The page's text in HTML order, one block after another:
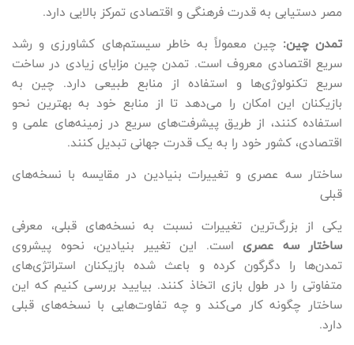
مصر دستیابی به قدرت فرهنگی و اقتصادی تمرکز بالایی دارد.
تمدن چین: چین معمولاً به خاطر سیستم‌های کشاورزی و رشد
سریع اقتصادی معروف است. تمدن چین مزایای زیادی در ساخت
سریع تکنولوژی‌ها و استفاده از منابع طبیعی دارد. چین به
بازیکنان این امکان را می‌دهد تا از منابع خود به بهترین نحو
استفاده کنند، از طریق پیشرفت‌های سریع در زمینه‌های علمی و
اقتصادی، کشور خود را به یک قدرت جهانی تبدیل کنند.
ساختار سه عصری و تغییرات بنیادین در مقایسه با نسخه‌های
قبلی
یکی از بزرگ‌ترین تغییرات نسبت به نسخه‌های قبلی، معرفی
ساختار سه عصری است. این تغییر بنیادین، نحوه پیشروی
تمدن‌ها را دگرگون کرده و باعث شده بازیکنان استراتژی‌های
متفاوتی را در طول بازی اتخاذ کنند. بیایید بررسی کنیم که این
ساختار چگونه کار می‌کند و چه تفاوت‌هایی با نسخه‌های قبلی
دارد.